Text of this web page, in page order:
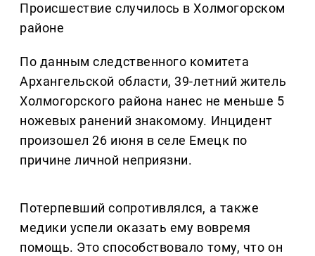
Происшествие случилось в Холмогорском
районе
По данным следственного комитета
Архангельской области, 39-летний житель
Холмогорского района нанес не меньше 5
ножевых ранений знакомому. Инцидент
произошел 26 июня в селе Емецк по
причине личной неприязни.
Потерпевший сопротивлялся, а также
медики успели оказать ему вовремя
помощь. Это способствовало тому, что он